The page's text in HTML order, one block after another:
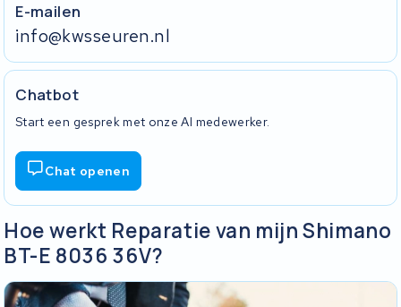
E-mailen
info@kwsseuren.nl
Chatbot
Start een gesprek met onze AI medewerker.
Chat openen
Hoe werkt Reparatie van mijn Shimano
BT-E 8036 36V?